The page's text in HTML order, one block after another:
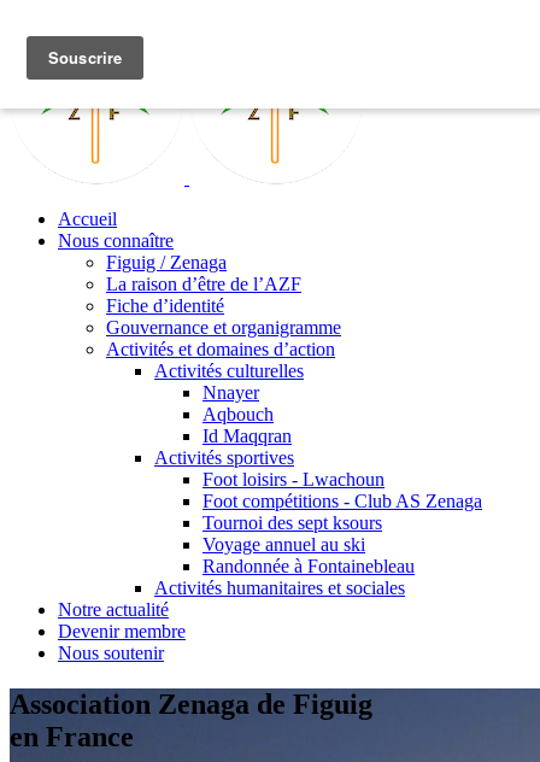
Accueil
Nous connaître
Figuig / Zenaga
La raison d’être de l’AZF
Fiche d’identité
Gouvernance et organigramme
Activités et domaines d’action
Activités culturelles
Nnayer
Aqbouch
Id Maqqran
Activités sportives
Foot loisirs - Lwachoun
Foot compétitions - Club AS Zenaga
Tournoi des sept ksours
Voyage annuel au ski
Randonnée à Fontainebleau
Activités humanitaires et sociales
Notre actualité
Devenir membre
Nous soutenir
Association Zenaga de Figuig
en France